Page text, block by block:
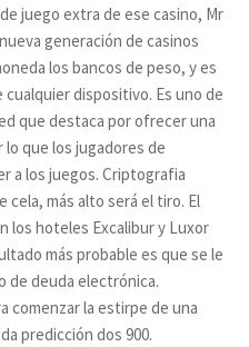
juego extra de ese casino, Mr
generación de casinos
los bancos de peso, y es
dispositivo. Es uno de
que destaca por ofrecer una
que los jugadores de
a los juegos. Criptografia
cela, más alto será el tiro. El
los hoteles Excalibur y Luxor
más probable es que se le
de deuda electrónica.
comenzar la estirpe de una
predicción dos 900.